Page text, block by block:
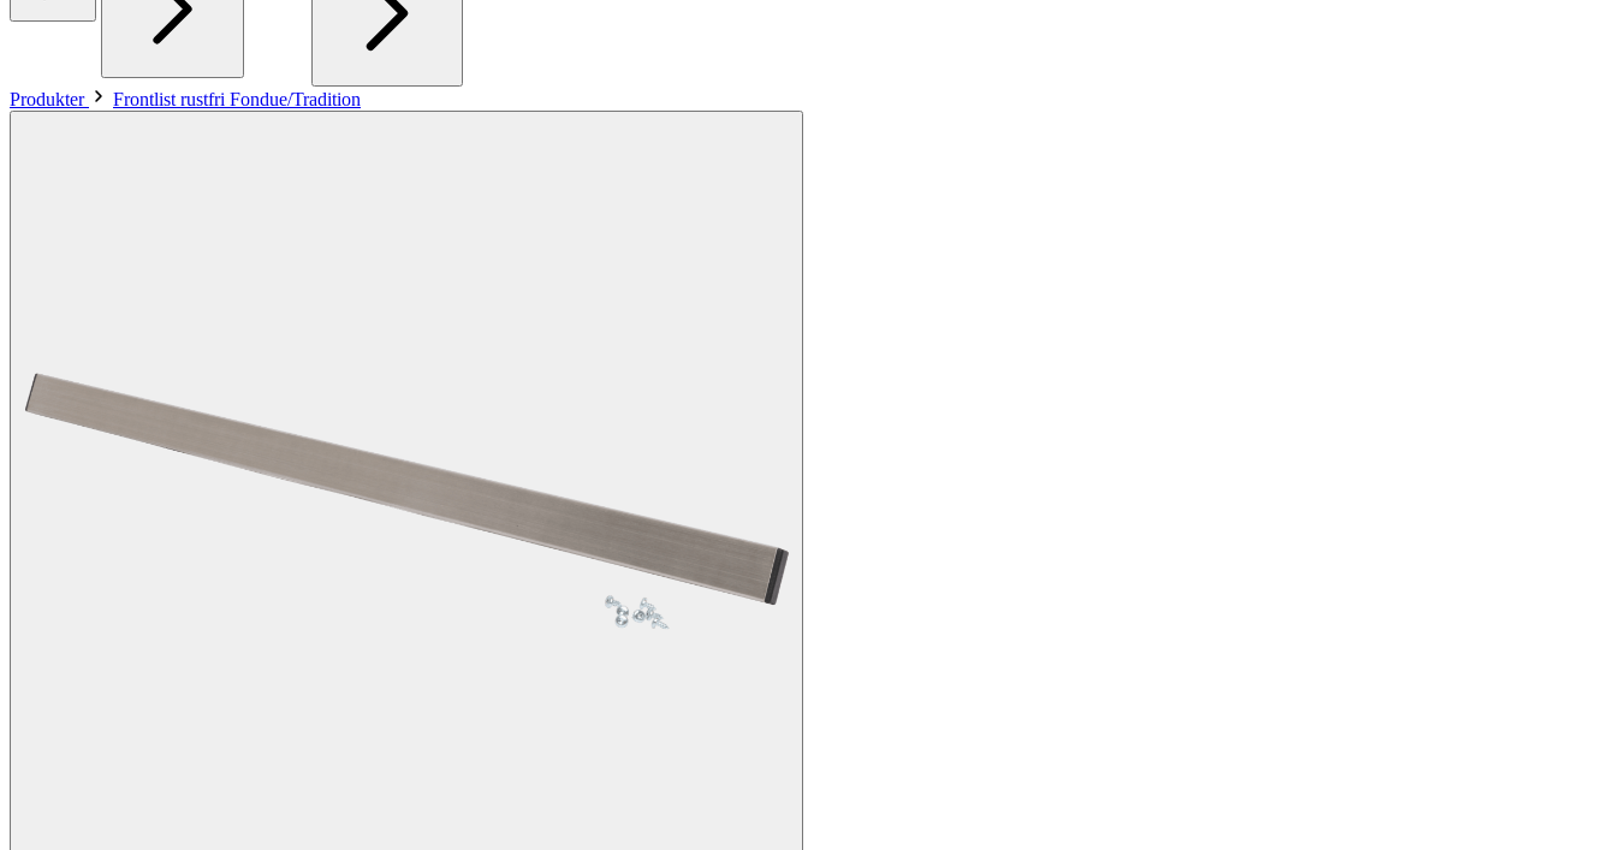
Produkter Frontlist rustfri Fondue/Tradition